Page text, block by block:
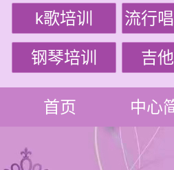
k歌培训 流行
钢琴培训 吉他
首页 中心